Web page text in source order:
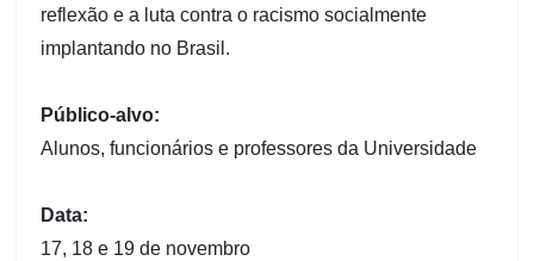
reflexão e a luta contra o racismo socialmente
implantando no Brasil.
Público-alvo:
Alunos, funcionários e professores da Universidade
Data:
17, 18 e 19 de novembro